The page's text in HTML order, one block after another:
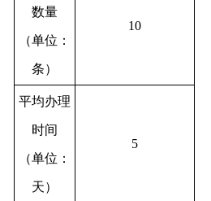
数量
（单位：
条）
10
平均办理
时间
（单位：
天）
5